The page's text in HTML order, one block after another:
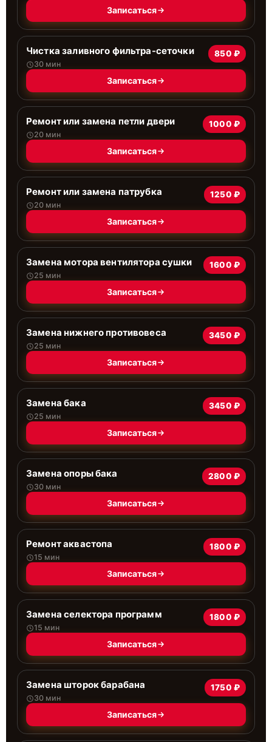
Записаться
Чистка заливного фильтра-сеточки
30 мин
850 ₽
Записаться
Ремонт или замена петли двери
20 мин
1000 ₽
Записаться
Ремонт или замена патрубка
20 мин
1250 ₽
Записаться
Замена мотора вентилятора сушки
25 мин
1600 ₽
Записаться
Замена нижнего противовеса
25 мин
3450 ₽
Записаться
Замена бака
25 мин
3450 ₽
Записаться
Замена опоры бака
30 мин
2800 ₽
Записаться
Ремонт аквастопа
15 мин
1800 ₽
Записаться
Замена селектора программ
15 мин
1800 ₽
Записаться
Замена шторок барабана
30 мин
1750 ₽
Записаться